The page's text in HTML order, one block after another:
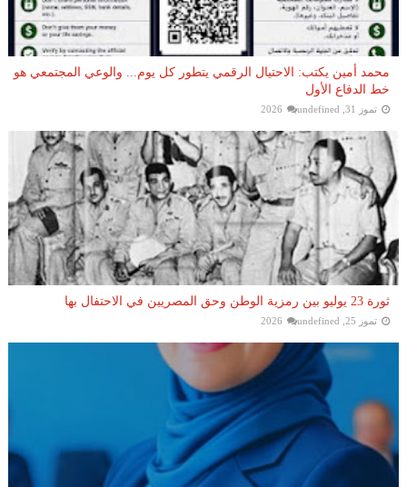
محمد أمين يكتب: الاحتيال الرقمي يتطور كل يوم... والوعي المجتمعي هو
خط الدفاع الأول
تموز 31, 2026 undefined
ثورة 23 يوليو بين رمزية الوطن وحق المصريين في الاحتفال بها
تموز 25, 2026 undefined